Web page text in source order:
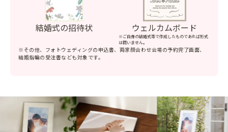
結婚式の招待状 ウェルカムボード
※ご自身の結婚式等で作成したものであれば形式
は問いません。
※その他、フォトウェディングの申込書、両家顔合わせ会場の予約完了画面、
結婚指輪の受注書なども対象です。